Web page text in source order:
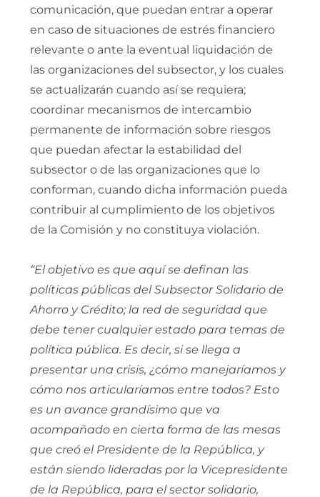
comunicación, que puedan entrar a operar
en caso de situaciones de estrés financiero
relevante o ante la eventual liquidación de
las organizaciones del subsector, y los cuales
se actualizarán cuando así se requiera;
coordinar mecanismos de intercambio
permanente de información sobre riesgos
que puedan afectar la estabilidad del
subsector o de las organizaciones que lo
conforman, cuando dicha información pueda
contribuir al cumplimiento de los objetivos
de la Comisión y no constituya violación.
“El objetivo es que aquí se definan las
políticas públicas del Subsector Solidario de
Ahorro y Crédito; la red de seguridad que
debe tener cualquier estado para temas de
política pública. Es decir, si se llega a
presentar una crisis, ¿cómo manejaríamos y
cómo nos articularíamos entre todos? Esto
es un avance grandísimo que va
acompañado en cierta forma de las mesas
que creó el Presidente de la República, y
están siendo lideradas por la Vicepresidente
de la República, para el sector solidario,